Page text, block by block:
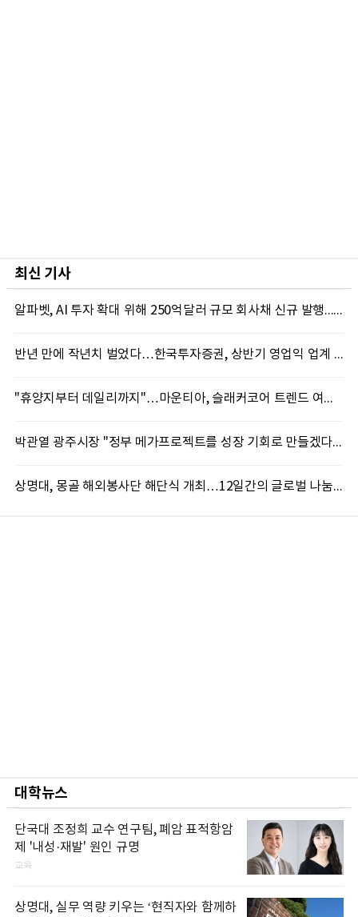
최신 기사
알파벳, AI 투자 확대 위해 250억달러 규모 회사채 신규 발행...블룸버그통신, 1150억달러 자금 몰려
반년 만에 작년치 벌었다…한국투자증권, 상반기 영업익 업계 첫 2조 돌파
"휴양지부터 데일리까지"…마운티아, 슬래커코어 트렌드 여름 신제품 선봬
박관열 광주시장 "정부 메가프로젝트를 성장 기회로 만들겠다"…첫 시정토론회 개최
상명대, 몽골 해외봉사단 해단식 개최…12일간의 글로벌 나눔 성료
대학뉴스
단국대 조정희 교수 연구팀, 폐암 표적항암
제 '내성·재발' 원인 규명
교육
상명대, 실무 역량 키우는 ‘현직자와 함께하